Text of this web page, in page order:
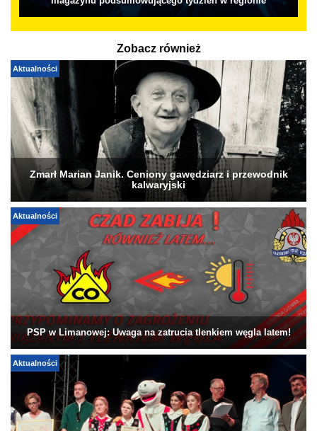
Zobacz również
Aktualności
Zmarł Marian Janik. Ceniony gawędziarz i przewodnik
kalwaryjski
Aktualności
PSP w Limanowej: Uwaga na zatrucia tlenkiem węgla latem!
Aktualności